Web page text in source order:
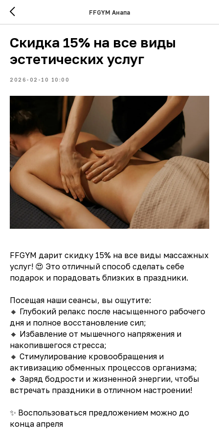
FFGYM Анапа
Скидка 15% на все виды
эстетических услуг
2026-02-10 10:00
FFGYM дарит скидку 15% на все виды массажных
услуг! 😍 Это отличный способ сделать себе
подарок и порадовать близких в праздники.
Посещая наши сеансы, вы ощутите:
🔸 Глубокий релакс после насыщенного рабочего
дня и полное восстановление сил;
🔸 Избавление от мышечного напряжения и
накопившегося стресса;
🔸 Стимулирование кровообращения и
активизацию обменных процессов организма;
🔸 Заряд бодрости и жизненной энергии, чтобы
встречать праздники в отличном настроении!
✨ Воспользоваться предложением можно до
конца апреля